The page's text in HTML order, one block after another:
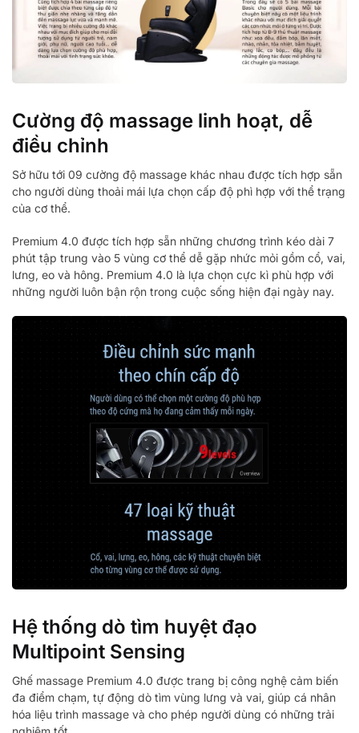
Cường độ massage linh hoạt, dễ
điều chỉnh
Sở hữu tới 09 cường độ massage khác nhau được tích hợp sẵn
cho người dùng thoải mái lựa chọn cấp độ phì hợp với thể trạng
của cơ thể.
Premium 4.0 được tích hợp sẵn những chương trình kéo dài 7
phút tập trung vào 5 vùng cơ thể dễ gặp nhức mỏi gồm cổ, vai,
lưng, eo và hông. Premium 4.0 là lựa chọn cực kì phù hợp với
những người luôn bận rộn trong cuộc sống hiện đại ngày nay.
Hệ thống dò tìm huyệt đạo
Multipoint Sensing
Ghế massage Premium 4.0 được trang bị công nghệ cảm biến
đa điểm chạm, tự động dò tìm vùng lưng và vai, giúp cá nhân
hóa liệu trình massage và cho phép người dùng có những trải